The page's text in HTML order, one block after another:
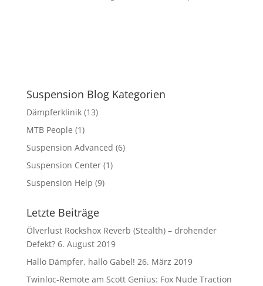
Suspension Blog Kategorien
Dämpferklinik(13)
MTB People (1)
Suspension Advanced (6)
Suspension Center(1)
Suspension Help (9)
Letzte Beiträge
Ölverlust Rockshox Reverb (Stealth) – drohender
Defekt? 6. August 2019
Hallo Dämpfer, hallo Gabel! 26. März 2019
Twinloc-Remote am Scott Genius: Fox Nude Traction